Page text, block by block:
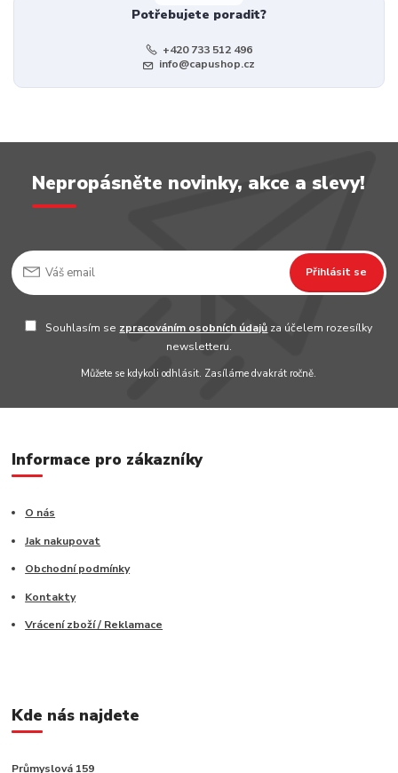
Potřebujete poradit?
+420 733 512 496
info@capushop.cz
Nepropásněte novinky, akce a slevy!
Přihlásit se
Souhlasím se zpracováním osobních údajů za účelem rozesílky
newsletteru.
Můžete se kdykoli odhlásit. Zasíláme dvakrát ročně.
Informace pro zákazníky
O nás
Jak nakupovat
Obchodní podmínky
Kontakty
Vrácení zboží / Reklamace
Kde nás najdete
Průmyslová 159